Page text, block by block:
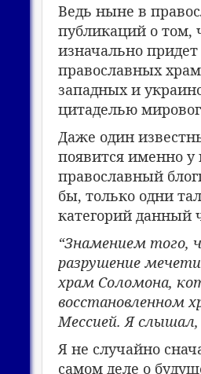
Ведь ныне в
публикаций о том,
изначально
православных
западных и
цитаделью
Даже один
появится именно у
православный
бы, только одни
категорий данный
“Знамением того,
разрушение
храм Соломона,
восстановленном
Мессией. Я
Я не случайно
самом деле о